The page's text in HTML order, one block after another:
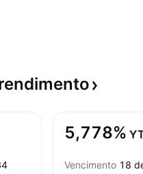
5,778%
Vencimento 18